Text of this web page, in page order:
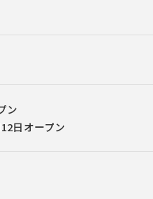
ン
日オープン